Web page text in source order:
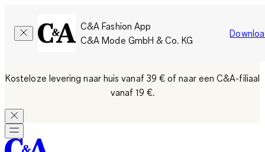
C&A Fashion App
C&A Mode GmbH & Co. KG
Kosteloze levering naar huis vanaf 39 €of naar een C&A-filiaal
vanaf 19 €.